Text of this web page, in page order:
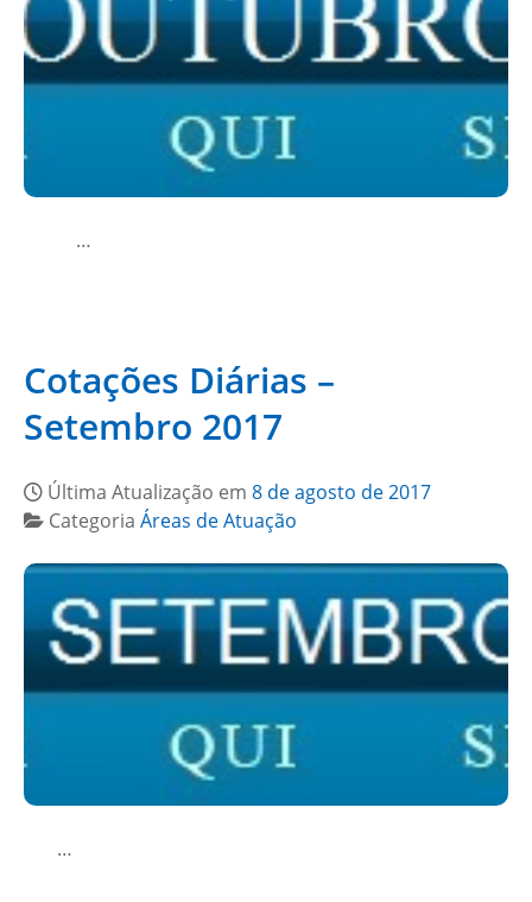
…
Cotações Diárias –
Setembro 2017
Última Atualização em 8 de agosto de 2017
Categoria Áreas de Atuação
…